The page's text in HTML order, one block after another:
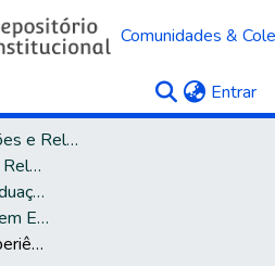
Comunidades &
Entrar
Teses, Dissertações e Relatórios
Teses, Dissertações e Relatórios defendidos na UCS
Programa de Pós-Graduação em Educação
Mestrado Acadêmico em Educação
Travessias de uma experiência creep no ensino superior: verdades, relações e subjetividades